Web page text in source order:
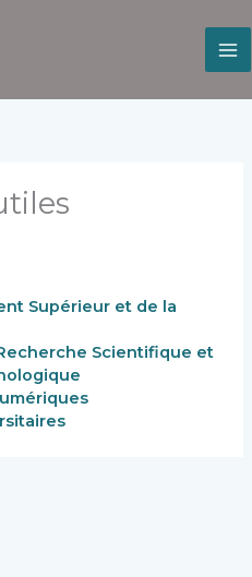
Supérieur et de la
Scientifique et